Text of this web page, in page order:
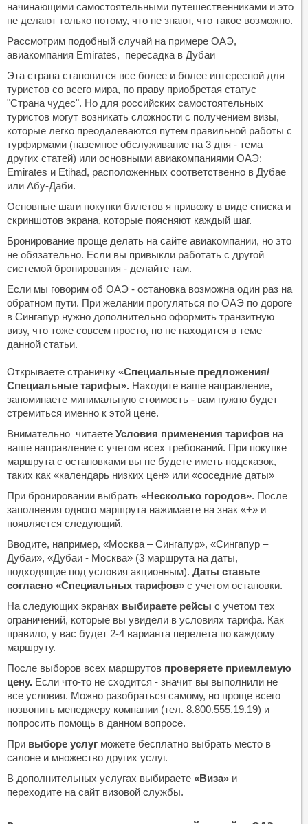
начинающими самостоятельными путешественниками и это
не делают только потому, что не знают, что такое возможно.
Рассмотрим подобный случай на примере ОАЭ,
авиакомпания Emirates, пересадка в Дубаи
Эта страна становится все более и более интересной для
туристов со всего мира, по праву приобретая статус
"Страна чудес". Но для российских самостоятельных
туристов могут возникать сложности с получением визы,
которые легко преодалеваются путем правильной работы с
турфирмами (наземное обслуживание на 3 дня - тема
других статей) или основными авиакомпаниями ОАЭ:
Emirates и Etihad, расположенных соответственно в Дубае
или Абу-Даби.
Основные шаги покупки билетов я привожу в виде списка и
скриншотов экрана, которые поясняют каждый шаг.
Бронирование проще делать на сайте авиакомпании, но это
не обязательно. Если вы привыкли работать с другой
системой бронирования - делайте там.
Если мы говорим об ОАЭ - остановка возможна один раз на
обратном пути. При желании прогуляться по ОАЭ по дороге
в Сингапур нужно дополнительно оформить транзитную
визу, что тоже совсем просто, но не находится в теме
данной статьи.
Открываете страничку «Специальные предложения/
Специальные тарифы». Находите ваше направление,
запоминаете минимальную стоимость - вам нужно будет
стремиться именно к этой цене.
Внимательно читаете Условия применения тарифов на
ваше направление с учетом всех требований. При покупке
маршрута с остановками вы не будете иметь подсказок,
таких как «календарь низких цен» или «соседние даты»
При бронировании выбрать «Несколько городов». После
заполнения одного маршрута нажимаете на знак «+» и
появляется следующий.
Вводите, например, «Москва – Сингапур», «Сингапур –
Дубаи», «Дубаи - Москва» (3 маршрута на даты,
подходящие под условия акционным). Даты ставьте
согласно «Специальных тарифов» с учетом остановки.
На следующих экранах выбираете рейсы с учетом тех
ограничений, которые вы увидели в условиях тарифа. Как
правило, у вас будет 2-4 варианта перелета по каждому
маршруту.
После выборов всех маршрутов проверяете приемлемую
цену. Если что-то не сходится - значит вы выполнили не
все условия. Можно разобраться самому, но проще всего
позвонить менеджеру компании (тел. 8.800.555.19.19) и
попросить помощь в данном вопросе.
При выборе услуг можете бесплатно выбрать место в
салоне и множество других услуг.
В дополнительных услугах выбираете «Виза» и
переходите на сайт визовой службы.